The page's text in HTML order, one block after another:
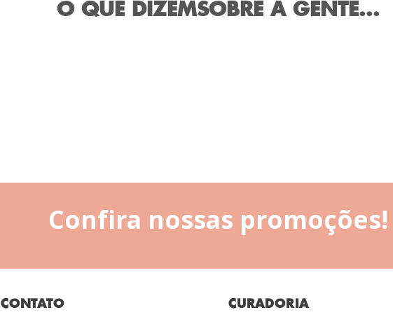
O QUE DIZEMSOBRE A GENTE...
Confira nossas promoções!
CONTATO CURADORIA